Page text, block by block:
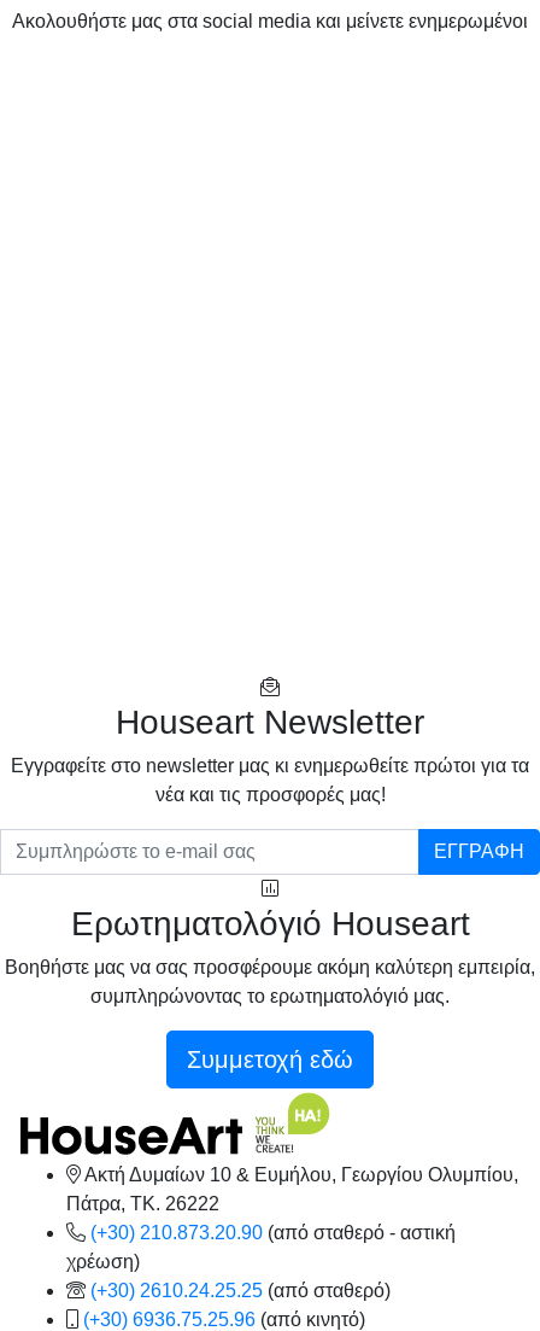
Ακολουθήστε μας στα social media και μείνετε ενημερωμένοι
Houseart Newsletter
Eγγραφείτε στο newsletter μας κι ενημερωθείτε πρώτοι για τα
νέα και τις προσφορές μας!
ΕΓΓΡΑΦΗ
Ερωτηματολόγιό Houseart
Βοηθήστε μας να σας προσφέρουμε ακόμη καλύτερη εμπειρία,
συμπληρώνοντας το ερωτηματολόγιό μας.
Συμμετοχή εδώ
Ακτή Δυμαίων 10 & Ευμήλου, Γεωργίου Ολυμπίου,
Πάτρα, TK. 26222
(+30) 210.873.20.90 (από σταθερό - αστική
χρέωση)
(+30) 2610.24.25.25 (από σταθερό)
(+30) 6936.75.25.96 (από κινητό)